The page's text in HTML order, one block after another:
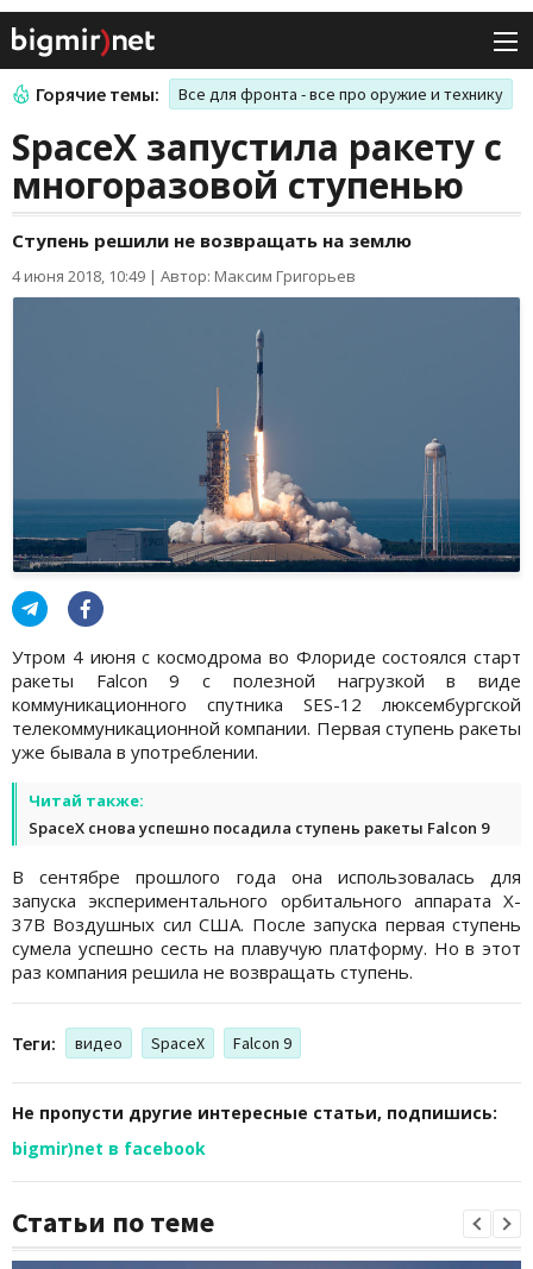
Горячие темы: Все для фронта - все про оружие и технику
SpaceX запустила ракету с
многоразовой ступенью
Ступень решили не возвращать на землю
4 июня 2018, 10:49 | Автор: Максим Григорьев
Утром 4 июня с космодрома во Флориде состоялся старт
ракеты Falcon 9 с полезной нагрузкой в виде
коммуникационного спутника SES-12 люксембургской
телекоммуникационной компании. Первая ступень ракеты
уже бывала в употреблении.
Читай также:
SpaceX снова успешно посадила ступень ракеты Falcon 9
В сентябре прошлого года она использовалась для
запуска экспериментального орбитального аппарата X-
37B Воздушных сил США. После запуска первая ступень
сумела успешно сесть на плавучую платформу. Но в этот
раз компания решила не возвращать ступень.
Теги: видео SpaceX Falcon 9
Не пропусти другие интересные статьи, подпишись:
bigmir)net в facebook
Статьи по теме